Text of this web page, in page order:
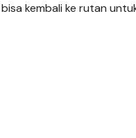
kembali ke rutan